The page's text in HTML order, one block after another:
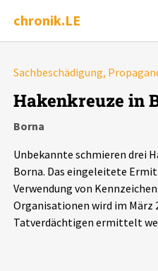
chronik.LE
Chronik
Dossiers
Leipziger Zustände
Sachbeschädigung,
Hakenkreuze in
Borna
Unbekannte schmieren drei
Borna. Das eingeleitete
Verwendung von
Organisationen wird im März
Tatverdächtigen ermittelt
Alle Ereignisse
Ereignisse
Ereignisse